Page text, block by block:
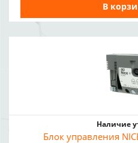
В
Наличие
Блок управления